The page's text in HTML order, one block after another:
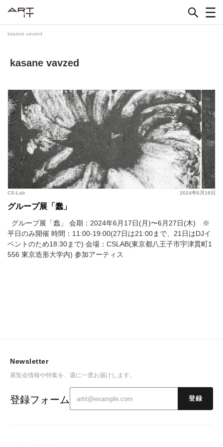
kasane vavzed
kasane vavzed
2024年6月18日
CS-Lab
グループ展「蠢」
グループ展「蠢」 会期：2024年6月17日(月)〜6月27日(木) ※
平日のみ開催 時間：11:00-19:00(27日は21:00まで、21日はDJイ
ベントのため18:30まで) 会場：CSLAB(東京都八王子市宇津貫町1
556 東京造形大学内) 参加アーティス
Newsletter
展覧会情報や特集を、週に一度お届けします。
登録フォーム 登録